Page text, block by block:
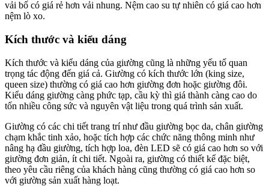
vải bố có giá rẻ hơn vải nhung. Nệm cao su tự nhiên có giá cao hơn
nệm lò xo.
Kích thước và kiểu dáng
Kích thước và kiểu dáng của giường cũng là những yếu tố quan
trọng tác động đến giá cả. Giường có kích thước lớn (king size,
queen size) thường có giá cao hơn giường đơn hoặc giường đôi.
Kiểu dáng giường càng phức tạp, cầu kỳ thì giá thành càng cao do
tốn nhiều công sức và nguyên vật liệu trong quá trình sản xuất.
Giường có các chi tiết trang trí như đầu giường bọc da, chân giường
chạm khắc tinh xảo, hoặc tích hợp các chức năng thông minh như
nâng hạ đầu giường, tích hợp loa, đèn LED sẽ có giá cao hơn so với
giường đơn giản, ít chi tiết. Ngoài ra, giường có thiết kế đặc biệt,
theo yêu cầu riêng của khách hàng cũng thường có giá cao hơn so
với giường sản xuất hàng loạt.